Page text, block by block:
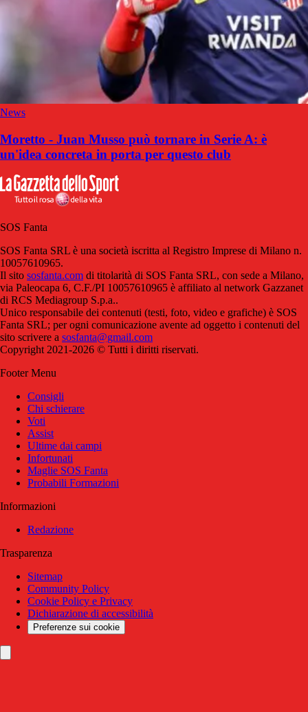
News
Moretto - Juan Musso può tornare in Serie A: è
un'idea concreta in porta per questo club
SOS Fanta
SOS Fanta SRL è una società iscritta al Registro Imprese di Milano n.
10057610965.
Il sito sosfanta.com di titolarità di SOS Fanta SRL, con sede a Milano,
via Paleocapa 6, C.F./PI 10057610965 è affiliato al network Gazzanet
di RCS Mediagroup S.p.a..
Unico responsabile dei contenuti (testi, foto, video e grafiche) è SOS
Fanta SRL; per ogni comunicazione avente ad oggetto i contenuti del
sito scrivere a sosfanta@gmail.com
Copyright 2021-2026 © Tutti i diritti riservati.
Footer Menu
Consigli
Chi schierare
Voti
Assist
Ultime dai campi
Infortunati
Maglie SOS Fanta
Probabili Formazioni
Informazioni
Redazione
Trasparenza
Sitemap
Community Policy
Cookie Policy e Privacy
Dichiarazione di accessibilità
Preferenze sui cookie